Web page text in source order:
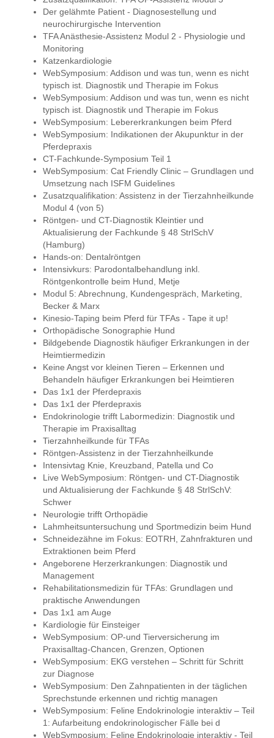
Der gelähmte Patient - Diagnosestellung und
neurochirurgische Intervention
TFA Anästhesie-Assistenz Modul 2 - Physiologie und
Monitoring
Katzenkardiologie
WebSymposium: Addison und was tun, wenn es nicht
typisch ist. Diagnostik und Therapie im Fokus
WebSymposium: Addison und was tun, wenn es nicht
typisch ist. Diagnostik und Therapie im Fokus
WebSymposium: Lebererkrankungen beim Pferd
WebSymposium: Indikationen der Akupunktur in der
Pferdepraxis
CT-Fachkunde-Symposium Teil 1
WebSymposium: Cat Friendly Clinic – Grundlagen und
Umsetzung nach ISFM Guidelines
Zusatzqualifikation: Assistenz in der Tierzahnheilkunde
Modul 4 (von 5)
Röntgen- und CT-Diagnostik Kleintier und
Aktualisierung der Fachkunde § 48 StrlSchV
(Hamburg)
Hands-on: Dentalröntgen
Intensivkurs: Parodontalbehandlung inkl.
Röntgenkontrolle beim Hund, Metje
Modul 5: Abrechnung, Kundengespräch, Marketing,
Becker & Marx
Kinesio-Taping beim Pferd für TFAs - Tape it up!
Orthopädische Sonographie Hund
Bildgebende Diagnostik häufiger Erkrankungen in der
Heimtiermedizin
Keine Angst vor kleinen Tieren – Erkennen und
Behandeln häufiger Erkrankungen bei Heimtieren
Das 1x1 der Pferdepraxis
Das 1x1 der Pferdepraxis
Endokrinologie trifft Labormedizin: Diagnostik und
Therapie im Praxisalltag
Tierzahnheilkunde für TFAs
Röntgen-Assistenz in der Tierzahnheilkunde
Intensivtag Knie, Kreuzband, Patella und Co
Live WebSymposium: Röntgen- und CT-Diagnostik
und Aktualisierung der Fachkunde § 48 StrlSchV:
Schwer
Neurologie trifft Orthopädie
Lahmheitsuntersuchung und Sportmedizin beim Hund
Schneidezähne im Fokus: EOTRH, Zahnfrakturen und
Extraktionen beim Pferd
Angeborene Herzerkrankungen: Diagnostik und
Management
Rehabilitationsmedizin für TFAs: Grundlagen und
praktische Anwendungen
Das 1x1 am Auge
Kardiologie für Einsteiger
WebSymposium: OP-und Tierversicherung im
Praxisalltag-Chancen, Grenzen, Optionen
WebSymposium: EKG verstehen – Schritt für Schritt
zur Diagnose
WebSymposium: Den Zahnpatienten in der täglichen
Sprechstunde erkennen und richtig managen
WebSymposium: Feline Endokrinologie interaktiv – Teil
1: Aufarbeitung endokrinologischer Fälle bei d
WebSymposium: Feline Endokrinologie interaktiv - Teil